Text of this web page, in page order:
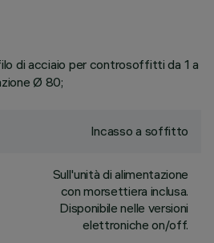
di acciaio per controsoffitti da 1 a
Ø 80;
Incasso a soffitto
Sull'unità di alimentazione
con morsettiera inclusa.
Disponibile nelle versioni
elettroniche on/off.